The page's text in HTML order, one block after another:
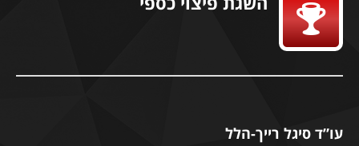
השגת פיצוי כספי
עו”ד סיגל רייך-הלל